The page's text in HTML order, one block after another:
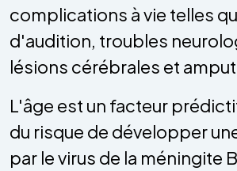
complications à vie telles
d'audition, troubles
lésions cérébrales et
L'âge est un facteur
du risque de développer
par le virus de la méningite